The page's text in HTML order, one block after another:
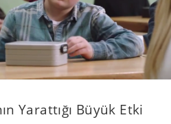
Yarattığı Büyük Etki